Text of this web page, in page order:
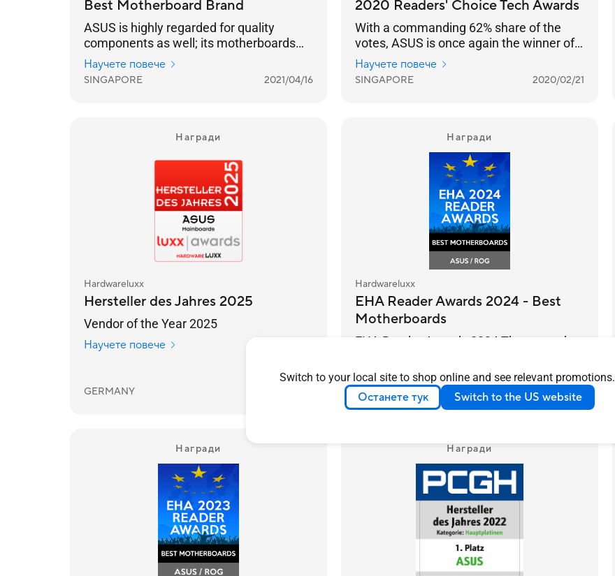
Switch to your local site to shop online and see relevant promotions.
Останете тук Switch to the US website
Best Motherboard Brand
ASUS is highly regarded for quality
components as well; its motherboards
often the choice of enthusiasts,
overclockers and gamers for their
Научете повече
SINGAPORE 2021/04/16
2020 Readers' Choice Tech Awards
With a commanding 62% share of the
votes, ASUS is once again the winner of
this Readers’ Choice category.
Научете повече
SINGAPORE 2020/02/21
Награди
Hardwareluxx
Hersteller des Jahres 2025
Vendor of the Year 2025
Научете повече
GERMANY
Награди
Hardwareluxx
EHA Reader Awards 2024 - Best
Motherboards
EHA Reader Awards 2024 These are the
Научете повече
GERMANY 2024/08/20
Награди Награди